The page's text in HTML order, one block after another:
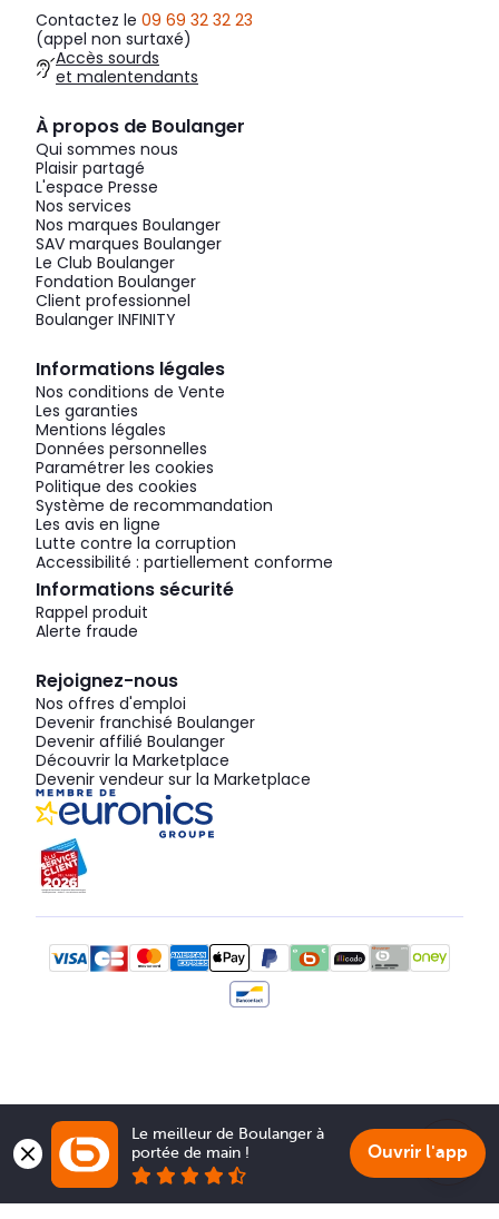
Contactez le 09 69 32 32 23
(appel non surtaxé)
Accès sourds
et malentendants
À propos de Boulanger
Qui sommes nous
Plaisir partagé
L'espace Presse
Nos services
Nos marques Boulanger
SAV marques Boulanger
Le Club Boulanger
Fondation Boulanger
Client professionnel
Boulanger INFINITY
Informations légales
Nos conditions de Vente
Les garanties
Mentions légales
Données personnelles
Paramétrer les cookies
Politique des cookies
Système de recommandation
Les avis en ligne
Lutte contre la corruption
Accessibilité : partiellement conforme
Informations sécurité
Rappel produit
Alerte fraude
Rejoignez-nous
Nos offres d'emploi
Devenir franchisé Boulanger
Devenir affilié Boulanger
Découvrir la Marketplace
Devenir vendeur sur la Marketplace
Le meilleur de Boulanger à
portée de main !
Ouvrir l'app